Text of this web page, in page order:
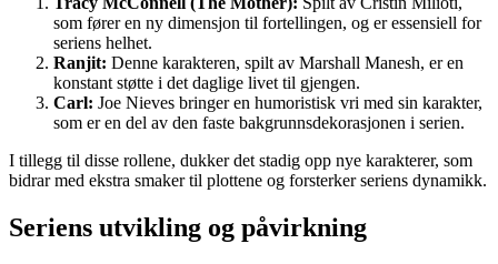
som fører en ny dimensjon til fortellingen, og er essensiell for
seriens helhet.
Ranjit: Denne karakteren, spilt av Marshall Manesh, er en
konstant støtte i det daglige livet til gjengen.
Carl: Joe Nieves bringer en humoristisk vri med sin karakter,
som er en del av den faste bakgrunnsdekorasjonen i serien.
I tillegg til disse rollene, dukker det stadig opp nye karakterer, som
bidrar med ekstra smaker til plottene og forsterker seriens dynamikk.
Seriens utvikling og påvirkning